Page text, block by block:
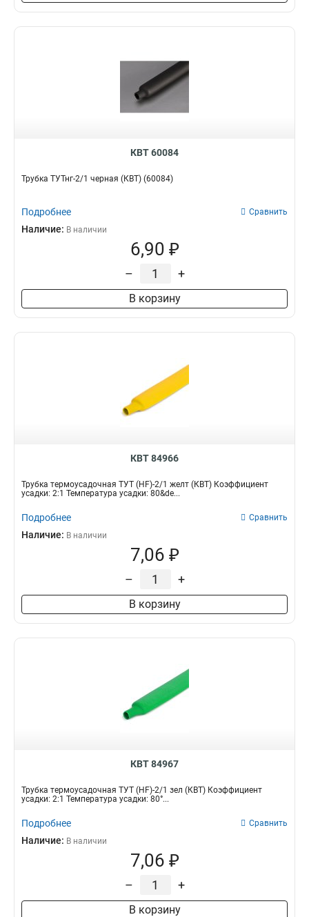
КВТ 60084
Трубка ТУТнг-2/1 черная (КВТ) (60084)
Подробнее Сравнить
Наличие: В наличии
6,90 ₽
– +
В корзину
КВТ 84966
Трубка термоусадочная ТУТ (HF)-2/1 желт (КВТ) Коэффициент
усадки: 2:1 Температура усадки: 80&de...
Подробнее Сравнить
Наличие: В наличии
7,06 ₽
– +
В корзину
КВТ 84967
Трубка термоусадочная ТУТ (HF)-2/1 зел (КВТ) Коэффициент
усадки: 2:1 Температура усадки: 80°...
Подробнее Сравнить
Наличие: В наличии
7,06 ₽
– +
В корзину